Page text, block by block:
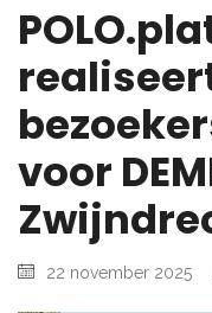
voor
22 november 2025